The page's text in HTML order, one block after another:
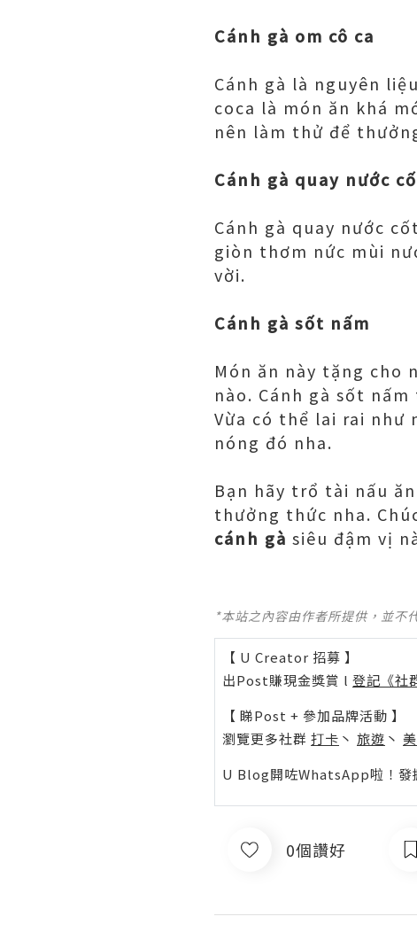
Cánh gà om cô ca
Cánh gà là nguyên
coca là món ăn khá
nên làm thử để
Cánh gà quay nước
Cánh gà quay nước
giòn thơm nức mùi
vời.
Cánh gà sốt nấm
Món ăn này tặng cho
nào. Cánh gà sốt
Vừa có thể lai rai như
nóng đó nha.
Bạn hãy trổ tài nấu
thưởng thức nha.
cánh gà siêu đậm vị
*本站之內容由作者所提供，並不
【 U Creator 招募 】
出Post賺現金獎賞 l 登記《社
【 睇Post + 參加品牌活動 】
瀏覽更多社群 打卡 丶 旅遊 丶
U Blog開咗WhatsApp啦！發
0個讚好